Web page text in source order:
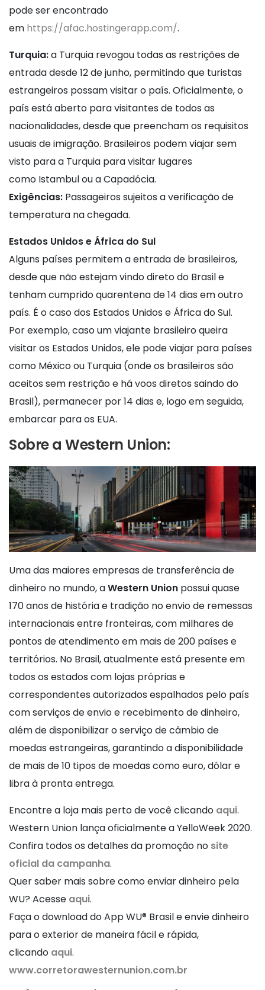
pode ser encontrado
em https://afac.hostingerapp.com/.
Turquia:a Turquia revogou todas as restrições de
entrada desde 12 de junho, permitindo que turistas
estrangeiros possam visitar o país. Oficialmente, o
país está aberto para visitantes de todos as
nacionalidades, desde que preencham os requisitos
usuais de imigração. Brasileiros podem viajar sem
visto para a Turquia para visitar lugares
como Istambul ou a Capadócia.
Exigências: Passageiros sujeitos a verificação de
temperatura na chegada.
Estados Unidos e África do Sul
Alguns países permitem a entrada de brasileiros,
desde que não estejam vindo direto do Brasil e
tenham cumprido quarentena de 14 dias em outro
país. É o caso dos Estados Unidos e África do Sul.
Por exemplo, caso um viajante brasileiro queira
visitar os Estados Unidos, ele pode viajar para países
como México ou Turquia (onde os brasileiros são
aceitos sem restrição e há voos diretos saindo do
Brasil), permanecer por 14 dias e, logo em seguida,
embarcar para os EUA.
Sobre a Western Union:
Uma das maiores empresas de transferência de
dinheiro no mundo, aWestern Union possui quase
170 anos de história e tradição no envio de remessas
internacionais entre fronteiras, com milhares de
pontos de atendimento em mais de 200 países e
territórios. No Brasil, atualmente está presente em
todos os estados com lojas próprias e
correspondentes autorizados espalhados pelo país
com serviços de envio e recebimento de dinheiro,
além de disponibilizar o serviço de câmbio de
moedas estrangeiras, garantindo a disponibilidade
de mais de 10 tipos de moedas como euro, dólar e
libra à pronta entrega.
Encontre a loja mais perto de você clicando aqui.
Western Union lança oficialmente a YelloWeek 2020.
Confira todos os detalhes da promoção no site
oficial da campanha.
Quer saber mais sobre como enviar dinheiro pela
WU? Acesse aqui.
Faça o download do App WU® Brasil e envie dinheiro
para o exterior de maneira fácil e rápida,
clicando aqui.
www.corretorawesternunion.com.br